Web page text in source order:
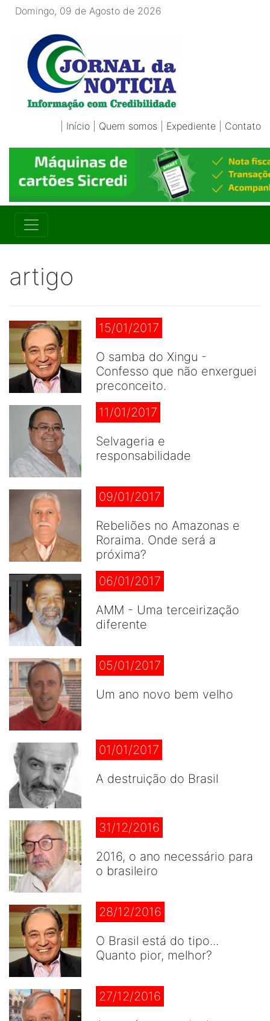
Domingo, 09 de Agosto de 2026
Início Quem somos Expediente Contato
artigo
15/01/2017
O samba do Xingu -
Confesso que não enxerguei
preconceito.
11/01/2017
Selvageria e
responsabilidade
09/01/2017
Rebeliões no Amazonas e
Roraima. Onde será a
próxima?
06/01/2017
AMM - Uma terceirização
diferente
05/01/2017
Um ano novo bem velho
01/01/2017
A destruição do Brasil
31/12/2016
2016, o ano necessário para
o brasileiro
28/12/2016
O Brasil está do tipo...
Quanto pior, melhor?
27/12/2016